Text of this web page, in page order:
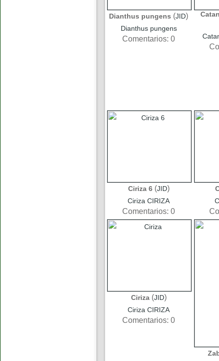
Dianthus pungens (JID)
Dianthus pungens
Comentarios: 0
Ciriza 6 (JID)
Ciriza CIRIZA
Comentarios: 0
Ciriza (JID)
Ciriza CIRIZA
Comentarios: 0